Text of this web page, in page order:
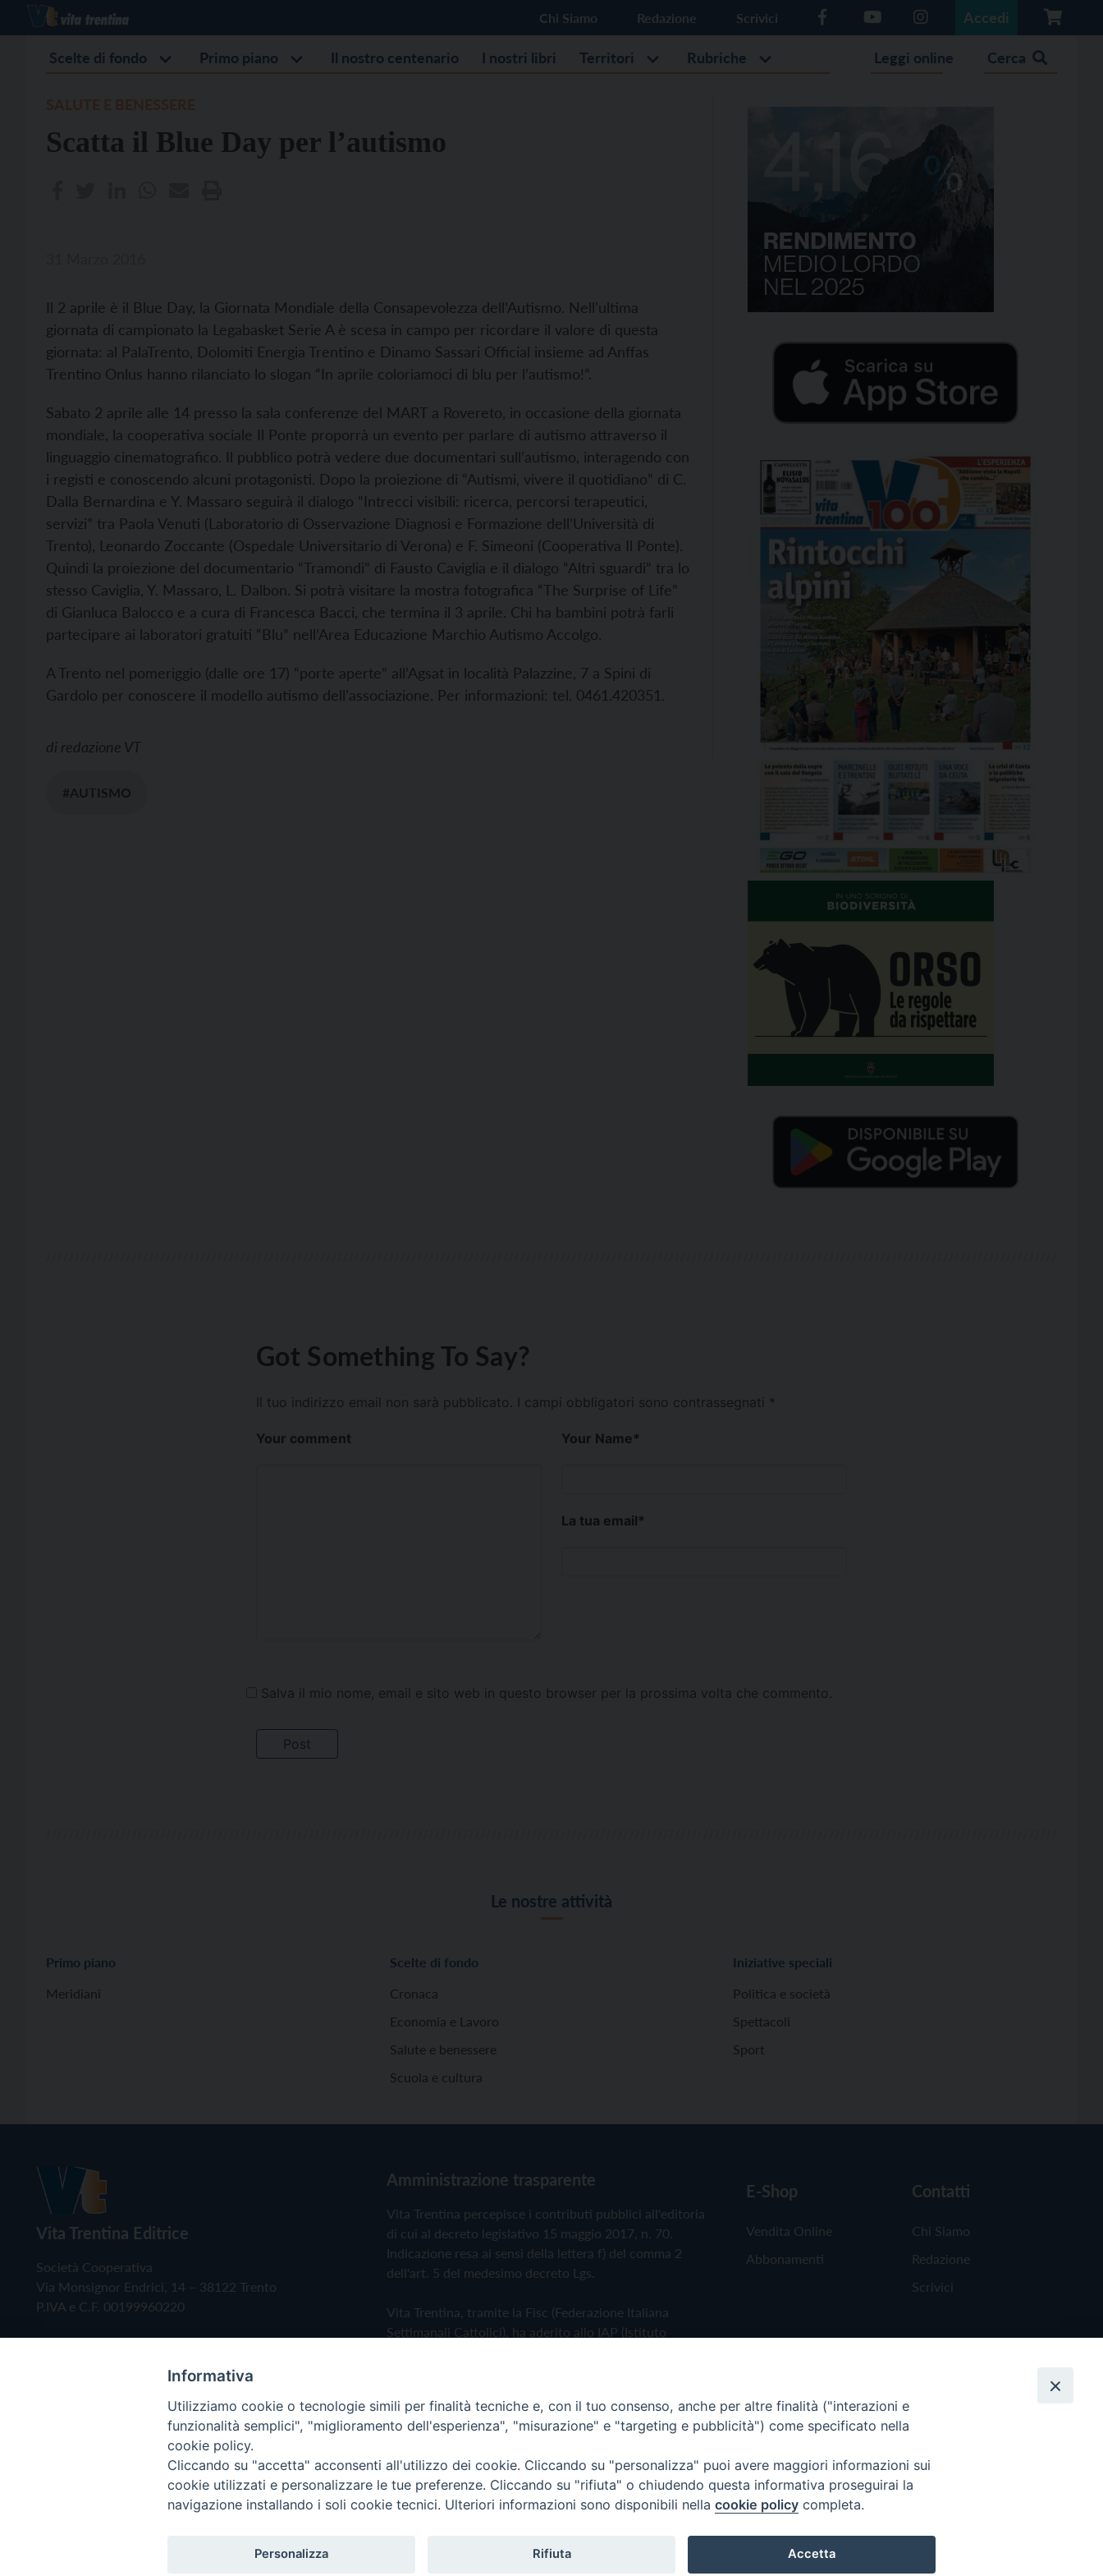
Chi Siamo Redazione Scrivici Accedi
Scelte di fondo Primo piano Il nostro centenario I nostri libri Territori Rubriche Leggi online Cerca
Scatta il Blue Day per l’autismo
Il 2 aprile è il Blue Day, la Giornata Mondiale della Consapevolezza dell’Autismo. Nell’ultima
giornata di campionato la Legabasket Serie A è scesa in campo per ricordare il valore di questa
giornata: al PalaTrento, Dolomiti Energia Trentino e Dinamo Sassari Official insieme ad Anffas
Trentino Onlus hanno rilanciato lo slogan “In aprile coloriamoci di blu per l’autismo!”.
Sabato 2 aprile alle 14 presso la sala conferenze del MART a Rovereto, in occasione della giornata
mondiale, la cooperativa sociale Il Ponte proporrà un evento per parlare di autismo attraverso il
linguaggio cinematografico. Il pubblico potrà vedere due documentari sull’autismo, interagendo con
i registi e conoscendo alcuni protagonisti. Dopo la proiezione di “Autismi, vivere il quotidiano” di C.
Dalla Bernardina e Y. Massaro seguirà il dialogo “Intrecci visibili: ricerca, percorsi terapeutici,
servizi” tra Paola Venuti (Laboratorio di Osservazione Diagnosi e Formazione dell’Università di
Trento), Leonardo Zoccante (Ospedale Universitario di Verona) e F. Simeoni (Cooperativa Il Ponte).
Quindi la proiezione del documentario “Tramondi” di Fausto Caviglia e il dialogo “Altri sguardi” tra lo
stesso Caviglia, Y. Massaro, L. Dalbon. Si potrà visitare la mostra fotografica “The Surprise of Life”
di Gianluca Balocco e a cura di Francesca Bacci, che termina il 3 aprile. Chi ha bambini potrà farli
partecipare ai laboratori gratuiti “Blu” nell’Area Educazione Marchio Autismo Accolgo.
A Trento nel pomeriggio (dalle ore 17) “porte aperte” all’Agsat in località Palazzine, 7 a Spini di
Gardolo per conoscere il modello autismo dell’associazione. Per informazioni: tel. 0461.420351.
di redazione VT
#AUTISMO
Got Something To Say?
Il tuo indirizzo email non sarà pubblicato. I campi obbligatori sono contrassegnati *
Your comment Your Name*
La tua email*
Salva il mio nome, email e sito web in questo browser per la prossima volta che commento.
Le nostre attività
Primo piano
Meridiani
Scelte di fondo
Cronaca
Economia e Lavoro
Salute e benessere
Scuola e cultura
Iniziative speciali
Politica e società
Spettacoli
Sport
Vita Trentina Editrice
Società Cooperativa
Via Monsignor Endrici, 14 – 38122 Trento
P.IVA e C.F. 00199960220
Amministrazione trasparente
Vita Trentina percepisce i contributi pubblici all'editoria
di cui al decreto legislativo 15 maggio 2017, n. 70.
Indicazione resa ai sensi della lettera f) del comma 2
dell'art. 5 del medesimo decreto Lgs.
Vita Trentina, tramite la Fisc (Federazione Italiana
Settimanali Cattolici), ha aderito allo IAP (Istituto
Privacy Policy Cookie Policy
E-Shop
Vendita Online
Abbonamenti
Contatti
Chi Siamo
Redazione
Scrivici
Copyright © 2019 - Tutti i diritti riservati - Vita Trentina Editrice
Informativa
Utilizziamo cookie o tecnologie simili per finalità tecniche e, con il tuo consenso, anche per altre finalità ("interazioni e
funzionalità semplici", "miglioramento dell'esperienza", "misurazione" e "targeting e pubblicità") come specificato nella
cookie policy.
Cliccando su "accetta" acconsenti all'utilizzo dei cookie. Cliccando su "personalizza" puoi avere maggiori informazioni sui
cookie utilizzati e personalizzare le tue preferenze. Cliccando su "rifiuta" o chiudendo questa informativa proseguirai la
navigazione installando i soli cookie tecnici. Ulteriori informazioni sono disponibili nella cookie policy completa.
Personalizza Rifiuta Accetta